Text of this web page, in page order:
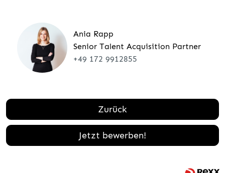
Ania Rapp
Senior Talent Acquisition Partner
+49 172 9912855
Zurück
Jetzt bewerben!